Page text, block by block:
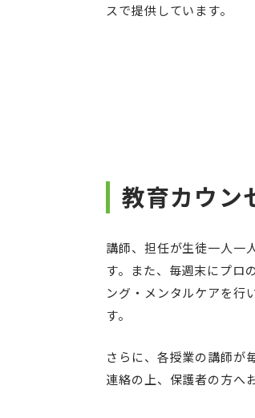
スで提供しています。
教育カウン
講師、担任が生徒一人一
す。また、毎週末にプロ
ング・メンタルケアを行
す。
さらに、各授業の講師が
連絡の上、保護者の方へ